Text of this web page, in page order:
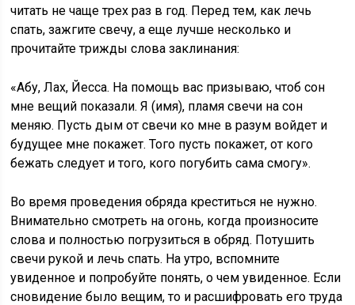
читать не чаще трех раз в год. Перед тем, как лечь
спать, зажгите свечу, а еще лучше несколько и
прочитайте трижды слова заклинания:
«Абу, Лах, Йесса. На помощь вас призываю, чтоб сон
мне вещий показали. Я (имя), пламя свечи на сон
меняю. Пусть дым от свечи ко мне в разум войдет и
будущее мне покажет. Того пусть покажет, от кого
бежать следует и того, кого погубить сама смогу».
Во время проведения обряда креститься не нужно.
Внимательно смотреть на огонь, когда произносите
слова и полностью погрузиться в обряд. Потушить
свечи рукой и лечь спать. На утро, вспомните
увиденное и попробуйте понять, о чем увиденное. Если
сновидение было вещим, то и расшифровать его труда